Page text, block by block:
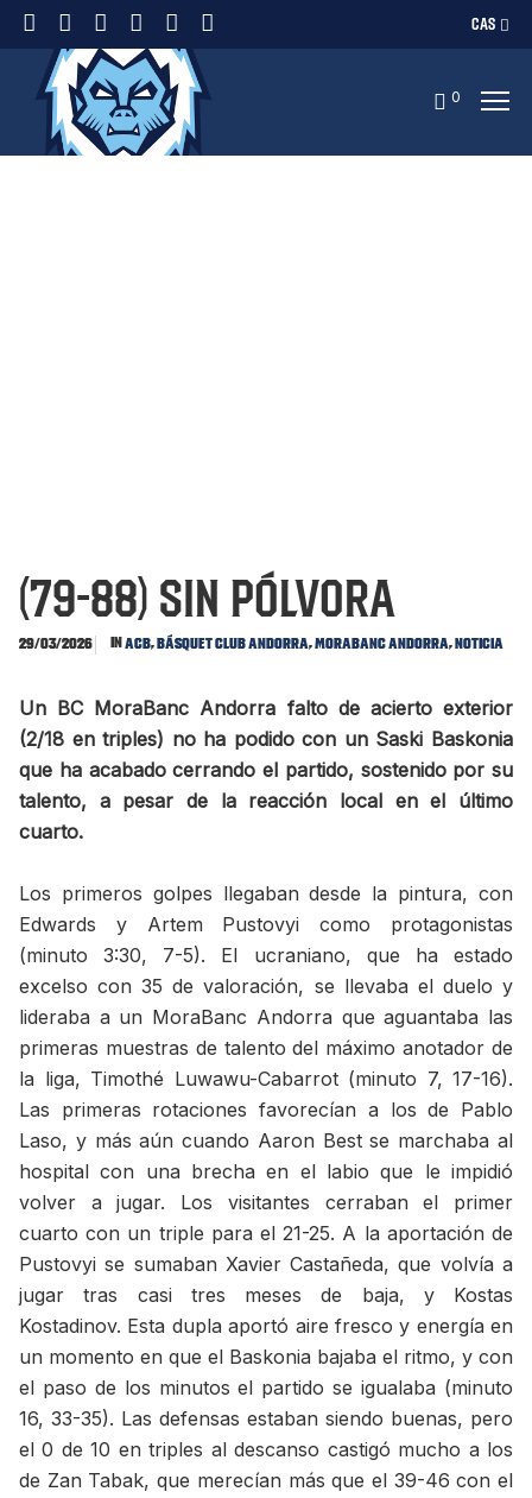
CAS
0
(79-88) Sin pólvora
29/03/2026 InACB,Básquet Club Andorra,MoraBanc Andorra,Noticia
Un BC MoraBanc Andorra falto de acierto exterior
(2/18 en triples) no ha podido con un Saski Baskonia
que ha acabado cerrando el partido, sostenido por su
talento, a pesar de la reacción local en el último
cuarto.
Los primeros golpes llegaban desde la pintura, con
Edwards y Artem Pustovyi como protagonistas
(minuto 3:30, 7-5). El ucraniano, que ha estado
excelso con 35 de valoración, se llevaba el duelo y
lideraba a un MoraBanc Andorra que aguantaba las
primeras muestras de talento del máximo anotador de
la liga, Timothé Luwawu-Cabarrot (minuto 7, 17-16).
Las primeras rotaciones favorecían a los de Pablo
Laso, y más aún cuando Aaron Best se marchaba al
hospital con una brecha en el labio que le impidió
volver a jugar. Los visitantes cerraban el primer
cuarto con un triple para el 21-25. A la aportación de
Pustovyi se sumaban Xavier Castañeda, que volvía a
jugar tras casi tres meses de baja, y Kostas
Kostadinov. Esta dupla aportó aire fresco y energía en
un momento en que el Baskonia bajaba el ritmo, y con
el paso de los minutos el partido se igualaba (minuto
16, 33-35). Las defensas estaban siendo buenas, pero
el 0 de 10 en triples al descanso castigó mucho a los
de Zan Tabak, que merecían más que el 39-46 con el